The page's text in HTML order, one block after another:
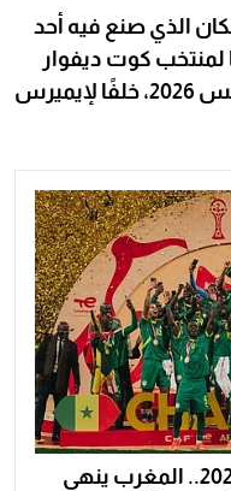
الذي صنع فيه أحد
لمنتخب كوت ديفوار
للمرة الثانية، يوم الثلاثاء 4 أغسطس 2026، خلفًا لإيميرس
كاف يُبدّل بطل أمم إفريقيا 2025.. المغرب ينهي